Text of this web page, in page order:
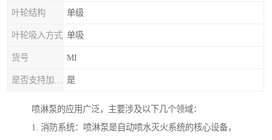
叶轮结构 单级
叶轮吸入方式 单吸
货号 MI
是
喷淋泵的应用广泛，主要涉及以下几个领域：
1. 消防系统：喷淋泵是自动喷水灭火系统的核心设备，